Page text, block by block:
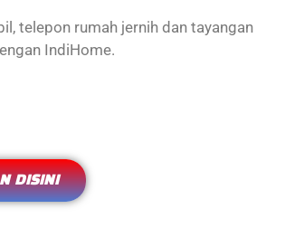
telepon rumah jernih dan tayangan
IndiHome.
DISINI